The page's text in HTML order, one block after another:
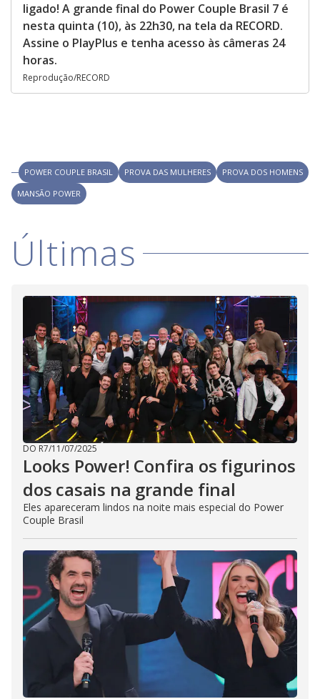
ligado! A grande final do Power Couple Brasil 7 é
nesta quinta (10), às 22h30, na tela da RECORD.
Assine o PlayPlus e tenha acesso às câmeras 24
horas.
Reprodução/RECORD
POWER COUPLE BRASIL PROVA DAS MULHERES
PROVA DOS HOMENS
MANSÃO POWER
Últimas
DO R7/11/07/2025
Looks Power! Confira os figurinos
dos casais na grande final
Eles apareceram lindos na noite mais especial do Power
Couple Brasil